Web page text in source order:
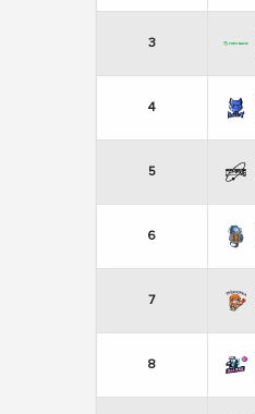
3
4
5
6
7
8